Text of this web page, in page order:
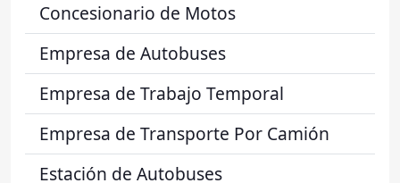
Concesionario de Motos
Empresa de Autobuses
Empresa de Trabajo Temporal
Empresa de Transporte Por Camión
Estación de Autobuses